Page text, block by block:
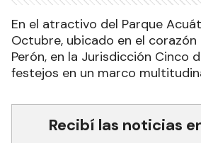
En el atractivo del Parque
Octubre, ubicado en el corazón
Perón, en la Jurisdicción Cinco
festejos en un marco
Recibí las noticias